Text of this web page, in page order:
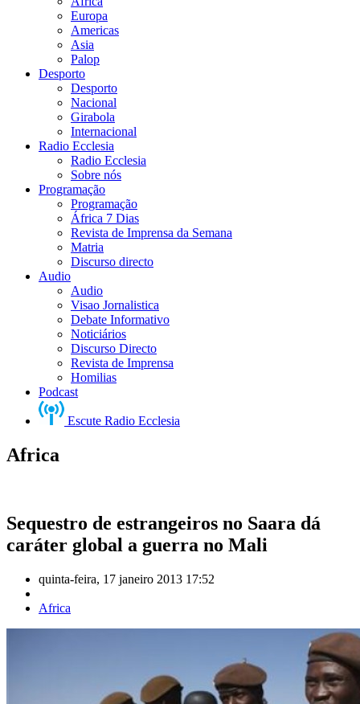
Europa
Americas
Asia
Palop
Desporto
Desporto
Nacional
Girabola
Internacional
Radio Ecclesia
Radio Ecclesia
Sobre nós
Programação
Programação
África 7 Dias
Revista de Imprensa da Semana
Matria
Discurso directo
Audio
Audio
Visao Jornalistica
Debate Informativo
Noticiários
Discurso Directo
Revista de Imprensa
Homilias
Podcast
Escute Radio Ecclesia
Africa
Sequestro de estrangeiros no Saara dá
caráter global a guerra no Mali
quinta-feira, 17 janeiro 2013 17:52
Africa